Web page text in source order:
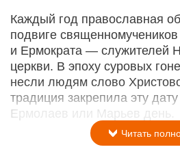
Каждый год православная
подвиге
и Ермократа — служителей
церкви. В эпоху суровых
несли людям слово
традиция закрепила эту
Ермолаев или Марьев день.
Читать